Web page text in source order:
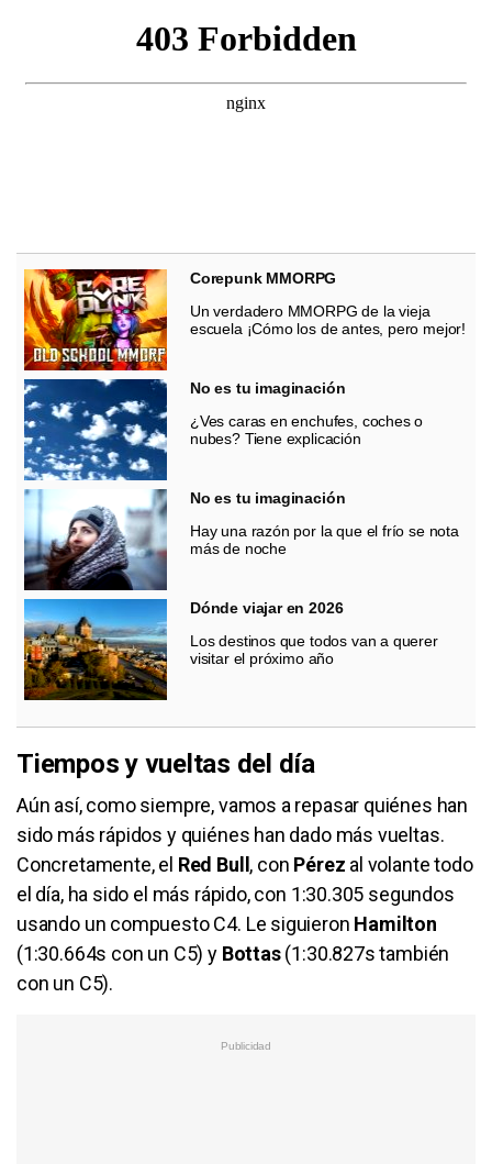
Corepunk MMORPG
Un verdadero MMORPG de la vieja
escuela ¡Cómo los de antes, pero mejor!
No es tu imaginación
¿Ves caras en enchufes, coches o
nubes? Tiene explicación
No es tu imaginación
Hay una razón por la que el frío se nota
más de noche
Dónde viajar en 2026
Los destinos que todos van a querer
visitar el próximo año
Tiempos y vueltas del día
Aún así, como siempre, vamos a repasar quiénes han
sido más rápidos y quiénes han dado más vueltas.
Concretamente, el Red Bull, con Pérez al volante todo
el día, ha sido el más rápido, con 1:30.305 segundos
usando un compuesto C4. Le siguieron Hamilton
(1:30.664s con un C5) y Bottas(1:30.827s también
con un C5).